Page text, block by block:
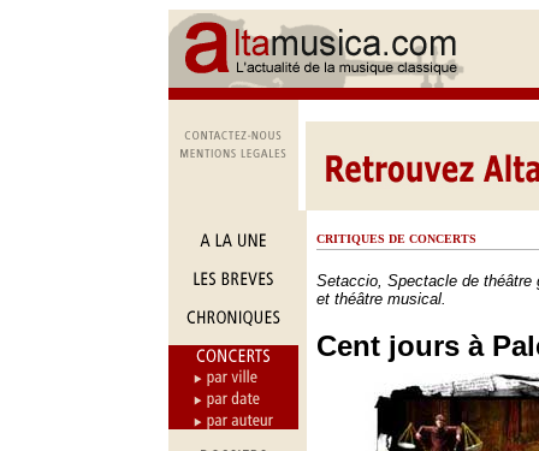
CRITIQUES DE CONCERTS
Setaccio, Spectacle de théâtre
et théâtre musical.
Cent jours à